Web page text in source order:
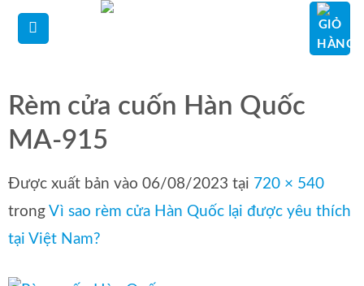
qua
dung
Rèm cửa cuốn Hàn Quốc
MA-915
Được xuất bản vào 06/08/2023 tại 720 × 540
trong Vì sao rèm cửa Hàn Quốc lại được yêu thích
tại Việt Nam?